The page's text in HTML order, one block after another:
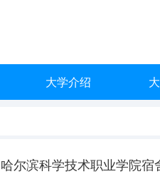
大学介绍
哈尔滨科学技术职业学院宿